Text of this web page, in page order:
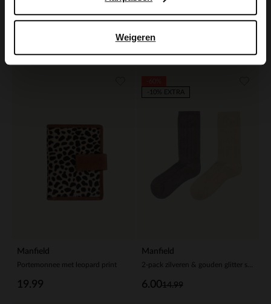
Weigeren
Manfield
Manfield
Portemonnee met leopard print
19.99
Manfield
14.99
6.00
-10% EXTRA